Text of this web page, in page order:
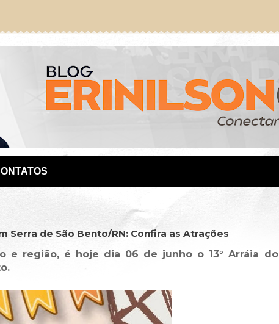
Serra de São Bento/RN: Confira as Atrações
e região, é hoje dia 06 de junho o 13° Arráia do